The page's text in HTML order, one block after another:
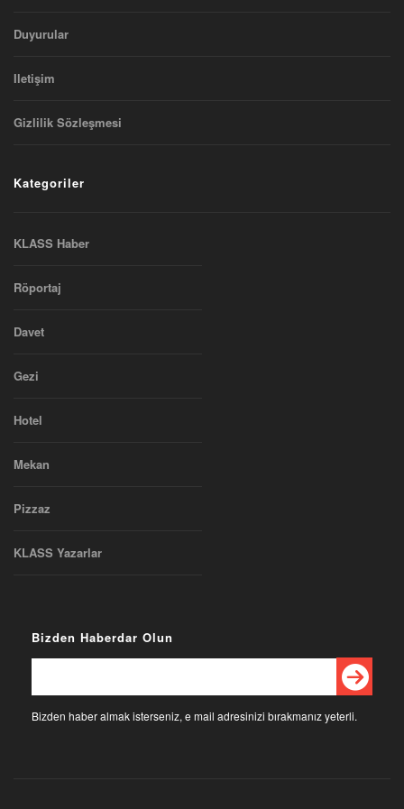
Duyurular
Iletişim
Gizlilik Sözleşmesi
Kategoriler
KLASS Haber
Röportaj
Davet
Gezi
Hotel
Mekan
Pizzaz
KLASS Yazarlar
Bizden Haberdar Olun
Bizden haber almak isterseniz, e mail adresinizi bırakmanız yeterli.